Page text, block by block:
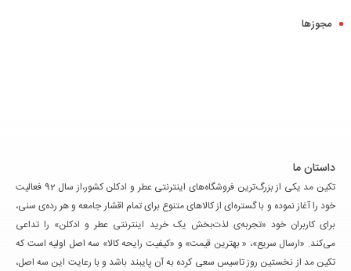
مجوزها
داستان ما
تکین مد یکی از بزرگ‌ترین فروشگاه‌های اینترنتی عطر و ادکلن کشور،از سال 92 فعالیت
خود را آغاز نموده و با گستره‌ای از کالاهای متنوع برای تمام اقشار جامعه و هر رده‌ی سنی،
برای کاربران خود «تجربه‌ی لذت‌بخش یک خرید اینترنتی عطر و ادکلن» را تداعی
می‌کند. «ارسال سریع»، « بهترین قیمت» و «کیفیت رایحه کالا» سه اصل اولیه است که
تکین مد از نخستین روز تاسیس سعی کرده به آن پایبند باشد و با رعایت این سه اصل،